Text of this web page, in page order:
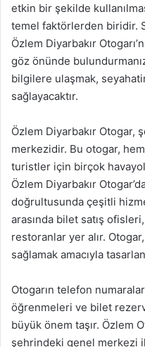
etkin bir şekilde
temel faktörlerden biridir.
Özlem Diyarbakır
göz önünde
bilgilere ulaşmak,
sağlayacaktır.
Özlem Diyarbakır Otogar,
merkezidir. Bu otogar,
turistler için birçok
Özlem Diyarbakır
doğrultusunda çeşitli
arasında bilet satış
restoranlar yer alır.
sağlamak amacıyla
Otogarın telefon
öğrenmeleri ve bilet
büyük önem taşır. Özlem
şehrindeki genel merkezi